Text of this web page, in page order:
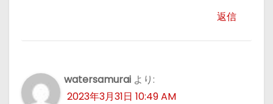
返信
watersamurai より:
2023年3月31日 10:49 AM